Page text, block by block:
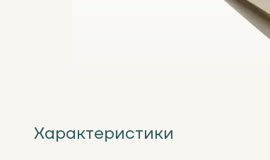
Характеристики